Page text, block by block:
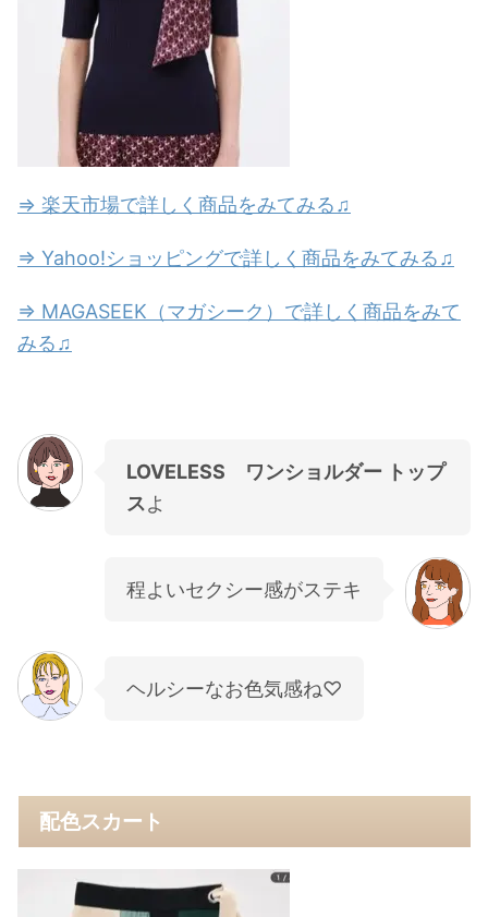
⇒ 楽天市場で詳しく商品をみてみる♫
⇒ Yahoo!ショッピングで詳しく商品をみてみる♫
⇒ MAGASEEK（マガシーク）で詳しく商品をみて
みる♫
LOVELESS ワンショルダー トップ
スよ
程よいセクシー感がステキ
ヘルシーなお色気感ね♡
配色スカート